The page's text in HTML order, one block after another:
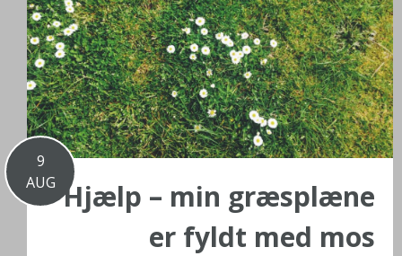
9
AUG Hjælp – min græsplæne
er fyldt med mos